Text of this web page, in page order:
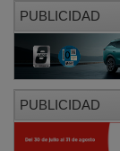
PUBLICIDAD
PUBLICIDAD